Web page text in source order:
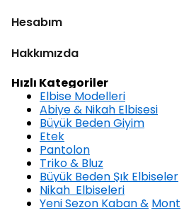
Hesabım
Hakkımızda
Hızlı Kategoriler
Elbise Modelleri
Abiye & Nikah Elbisesi
Büyük Beden Giyim
Etek
Pantolon
Triko & Bluz
Büyük Beden Şık Elbiseler
Nikah Elbiseleri
Yeni Sezon Kaban & Mont